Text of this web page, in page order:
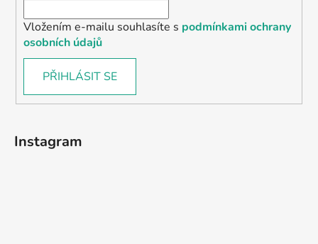
Vložením e-mailu souhlasíte s podmínkami ochrany
osobních údajů
PŘIHLÁSIT SE
Instagram